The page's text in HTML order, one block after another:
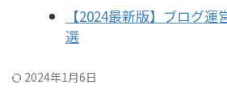
【2024最新版】ブログ
選
2024年1月6日